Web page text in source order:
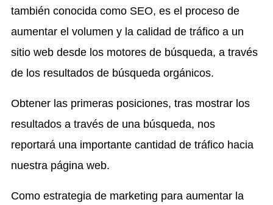
también conocida como SEO, es el proceso de
aumentar el volumen y la calidad de tráfico a un
sitio web desde los motores de búsqueda, a través
de los resultados de búsqueda orgánicos.
Obtener las primeras posiciones, tras mostrar los
resultados a través de una búsqueda, nos
reportará una importante cantidad de tráfico hacia
nuestra página web.
Como estrategia de marketing para aumentar la